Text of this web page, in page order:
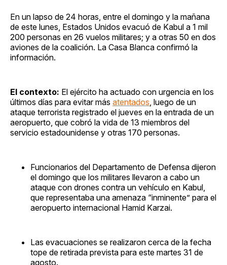
En un lapso de 24 horas, entre el domingo y la mañana
de este lunes, Estados Unidos evacuó de Kabul a 1 mil
200 personas en 26 vuelos militares; y a otras 50 en dos
aviones de la coalición. La Casa Blanca confirmó la
información.
El contexto: El ejército ha actuado con urgencia en los
últimos días para evitar más atentados , luego de un
ataque terrorista registrado el jueves en la entrada de un
aeropuerto, que cobró la vida de 13 miembros del
servicio estadounidense y otras 170 personas.
Funcionarios del Departamento de Defensa dijeron
el domingo que los militares llevaron a cabo un
ataque con drones contra un vehículo en Kabul,
que representaba una amenaza “inminente” para el
aeropuerto internacional Hamid Karzai.
Las evacuaciones se realizaron cerca de la fecha
tope de retirada prevista para este martes 31 de
agosto.